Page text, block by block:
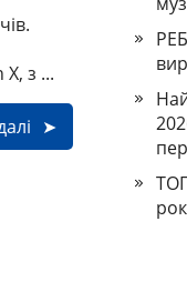
з ...